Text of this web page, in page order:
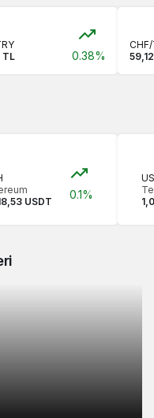
TL
0.38%
USDT
0.1%